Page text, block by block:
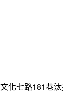
七路181巷